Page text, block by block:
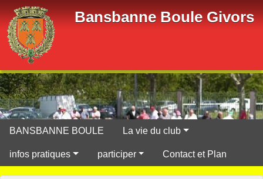
Bansbanne Boule Givors
BANSBANNE BOULE La vie du club
infos pratiques participer Contact et Plan
Panneau de gestion des cookies